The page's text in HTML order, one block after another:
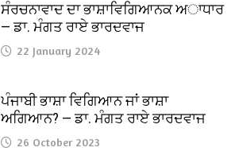
ਸੰਰਚਨਾਵਾਦ ਦਾ ਭਾਸ਼ਾਵਿਗਿਆਨਕ ਅਾਧਾਰ
— ਡਾ. ਮੰਗਤ ਰਾਏ ਭਾਰਦਵਾਜ
22 January 2024
ਪੰਜਾਬੀ ਭਾਸ਼ਾ ਵਿਗਿਆਨ ਜਾਂ ਭਾਸ਼ਾ
ਅਗਿਆਨ? — ਡਾ. ਮੰਗਤ ਰਾਏ ਭਾਰਦਵਾਜ
26 October 2023